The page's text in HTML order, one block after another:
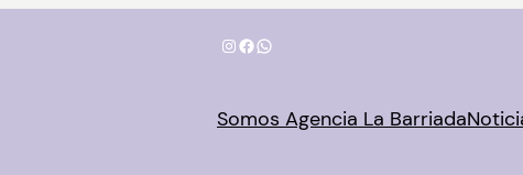
Instagram
Facebook
WhatsApp
Somos Agencia La Barriada